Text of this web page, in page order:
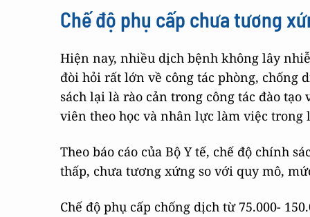
Chế độ phụ cấp chưa tương
Hiện nay, nhiều dịch bệnh không lây
đòi hỏi rất lớn về công tác phòng, chống
sách lại là rào cản trong công tác đào
viên theo học và nhân lực làm việc
Theo báo cáo của Bộ Y tế, chế độ chính
thấp, chưa tương xứng so với quy mô,
Chế độ phụ cấp chống dịch từ 75.000-